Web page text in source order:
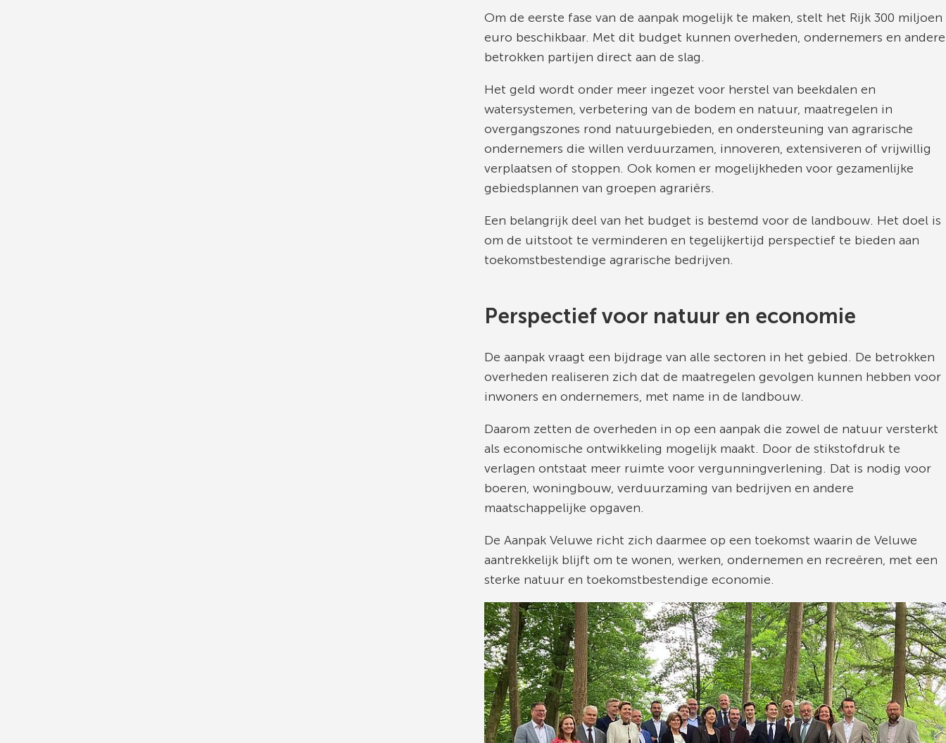
Om de eerste fase van de aanpak mogelijk te maken, stelt het Rijk 300 miljoen
euro beschikbaar. Met dit budget kunnen overheden, ondernemers en andere
betrokken partijen direct aan de slag.
Het geld wordt onder meer ingezet voor herstel van beekdalen en
watersystemen, verbetering van de bodem en natuur, maatregelen in
overgangszones rond natuurgebieden, en ondersteuning van agrarische
ondernemers die willen verduurzamen, innoveren, extensiveren of vrijwillig
verplaatsen of stoppen. Ook komen er mogelijkheden voor gezamenlijke
gebiedsplannen van groepen agrariërs.
Een belangrijk deel van het budget is bestemd voor de landbouw. Het doel is
om de uitstoot te verminderen en tegelijkertijd perspectief te bieden aan
toekomstbestendige agrarische bedrijven.
Perspectief voor natuur en economie
De aanpak vraagt een bijdrage van alle sectoren in het gebied. De betrokken
overheden realiseren zich dat de maatregelen gevolgen kunnen hebben voor
inwoners en ondernemers, met name in de landbouw.
Daarom zetten de overheden in op een aanpak die zowel de natuur versterkt
als economische ontwikkeling mogelijk maakt. Door de stikstofdruk te
verlagen ontstaat meer ruimte voor vergunningverlening. Dat is nodig voor
boeren, woningbouw, verduurzaming van bedrijven en andere
maatschappelijke opgaven.
De Aanpak Veluwe richt zich daarmee op een toekomst waarin de Veluwe
aantrekkelijk blijft om te wonen, werken, ondernemen en recreëren, met een
sterke natuur en toekomstbestendige economie.